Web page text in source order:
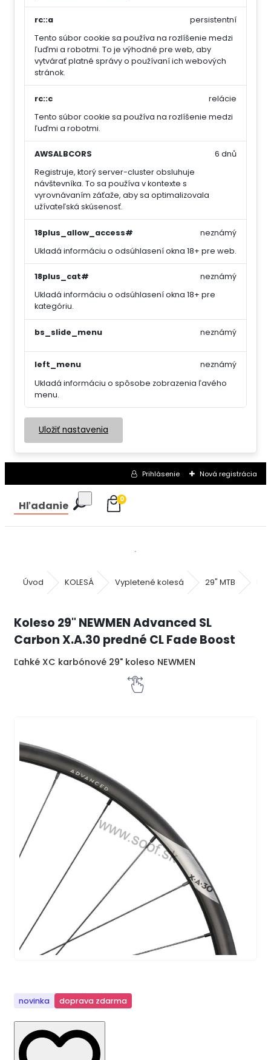
rc::a
Tento súbor cookie sa používa na rozlíšenie medzi
ľuďmi a robotmi. To je výhodné pre web, aby
vytvárať platné správy o používaní ich webových
stránok.
persistentní
rc::c
Tento súbor cookie sa používa na rozlíšenie medzi
ľuďmi a robotmi.
relácie
AWSALBCORS
Registruje, ktorý server-cluster obsluhuje
návštevníka. To sa používa v kontexte s
vyrovnávaním záťaže, aby sa optimalizovala
užívateľská skúsenosť.
6 dnů
18plus_allow_access#
Ukladá informáciu o odsúhlasení okna 18+ pre web.
neznámý
18plus_cat#
Ukladá informáciu o odsúhlasení okna 18+ pre
kategóriu.
neznámý
bs_slide_menu neznámý
left_menu
Ukladá informáciu o spôsobe zobrazenia ľavého
menu.
neznámý
Uložiť nastavenia
Prihlásenie Nová registrácia
Hľadanie 0
Úvod KOLESÁ Vypletené kolesá 29" MTB
Koleso 29" NEWMEN Advanced SL
Carbon X.A.30 predné CL Fade Boost
Ľahké XC karbónové 29" koleso NEWMEN
novinka doprava zdarma